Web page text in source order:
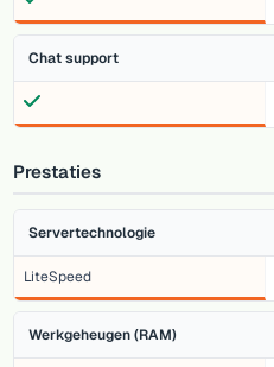
Chat support
Prestaties
Servertechnologie
LiteSpeed
Werkgeheugen (RAM)